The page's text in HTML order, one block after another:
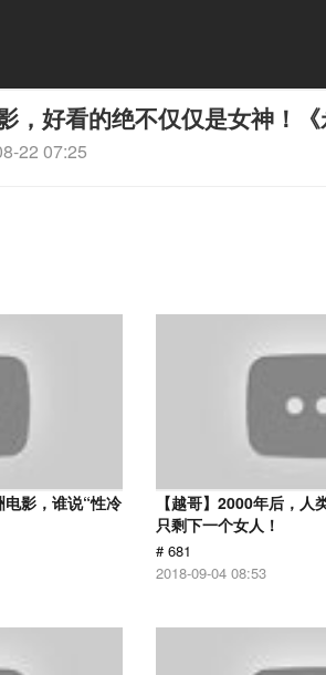
，好看的绝不仅仅是女神！《
22 07:25
电影，谁说“性冷
【越哥】2000年后，
只剩下一个女人！
# 681
2018-09-04 08:53